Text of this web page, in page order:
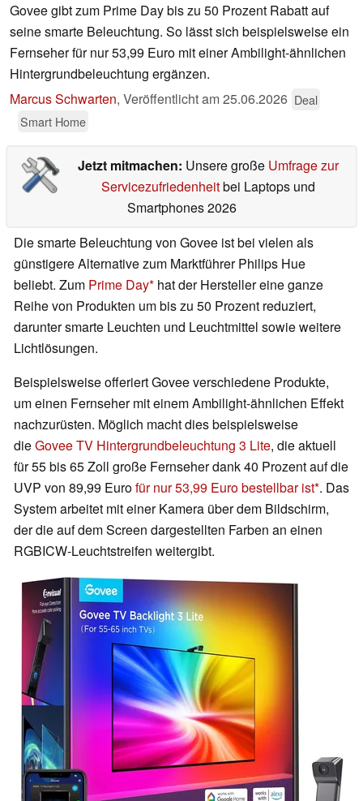
Govee gibt zum Prime Day bis zu 50 Prozent Rabatt auf
seine smarte Beleuchtung. So lässt sich beispielsweise ein
Fernseher für nur 53,99 Euro mit einer Ambilight-ähnlichen
Hintergrundbeleuchtung ergänzen.
Marcus Schwarten, Veröffentlicht am25.06.2026 Deal
Smart Home
Jetzt mitmachen: Unsere große Umfrage zur
Servicezufriedenheitbei Laptops und
Smartphones 2026
Die smarte Beleuchtung von Govee ist bei vielen als
günstigere Alternative zum Marktführer Philips Hue
beliebt. Zum Prime Day hat der Hersteller eine ganze
Reihe von Produkten um bis zu 50 Prozent reduziert,
darunter smarte Leuchten und Leuchtmittel sowie weitere
Lichtlösungen.
Beispielsweise offeriert Govee verschiedene Produkte,
um einen Fernseher mit einem Ambilight-ähnlichen Effekt
nachzurüsten. Möglich macht dies beispielsweise
dieGovee TV Hintergrundbeleuchtung 3 Lite, die aktuell
für 55 bis 65 Zoll große Fernseher dank 40 Prozent auf die
UVP von 89,99 Eurofür nur 53,99 Euro bestellbar ist . Das
System arbeitet mit einer Kamera über dem Bildschirm,
der die auf dem Screen dargestellten Farben an einen
RGBICW-Leuchtstreifen weitergibt.